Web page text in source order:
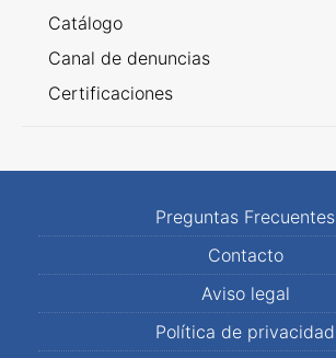
Catálogo
Canal de denuncias
Certificaciones
Preguntas Frecuentes
Contacto
Aviso legal
Política de privacidad